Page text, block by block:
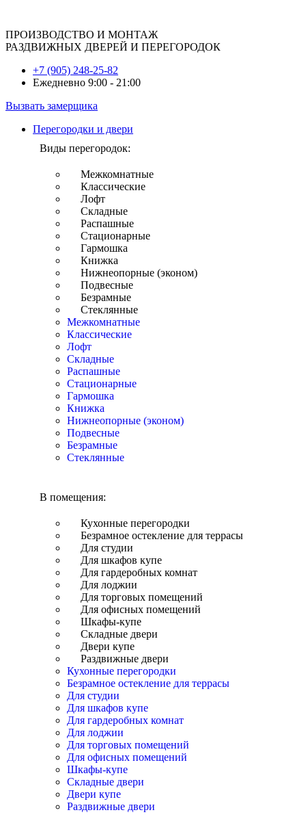
ПРОИЗВОДСТВО И МОНТАЖ
РАЗДВИЖНЫХ ДВЕРЕЙ И ПЕРЕГОРОДОК
+7 (905) 248-25-82
Ежедневно 9:00 - 21:00
Вызвать замерщика
Перегородки и двери
Виды перегородок:
Межкомнатные
Классические
Лофт
Складные
Распашные
Стационарные
Гармошка
Книжка
Нижнеопорные (эконом)
Подвесные
Безрамные
Стеклянные
Межкомнатные
Классические
Лофт
Складные
Распашные
Стационарные
Гармошка
Книжка
Нижнеопорные (эконом)
Подвесные
Безрамные
Стеклянные
В помещения:
Кухонные перегородки
Безрамное остекление для террасы
Для студии
Для шкафов купе
Для гардеробных комнат
Для лоджии
Для торговых помещений
Для офисных помещений
Шкафы-купе
Складные двери
Двери купе
Раздвижные двери
Кухонные перегородки
Безрамное остекление для террасы
Для студии
Для шкафов купе
Для гардеробных комнат
Для лоджии
Для торговых помещений
Для офисных помещений
Шкафы-купе
Складные двери
Двери купе
Раздвижные двери